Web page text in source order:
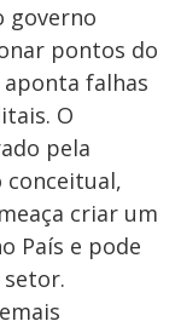
governo
pontos do
aponta falhas
O
pela
conceitual,
criar um
País e pode